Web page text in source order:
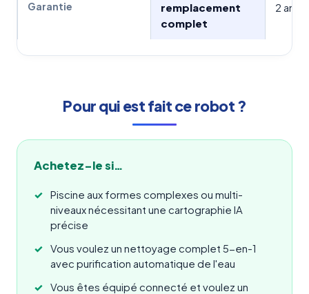
Garantie
remplacement
complet
2 ans
Pour qui est fait ce robot ?
Achetez-le si…
Piscine aux formes complexes ou multi-
niveaux nécessitant une cartographie IA
précise
Vous voulez un nettoyage complet 5-en-1
avec purification automatique de l'eau
Vous êtes équipé connecté et voulez un